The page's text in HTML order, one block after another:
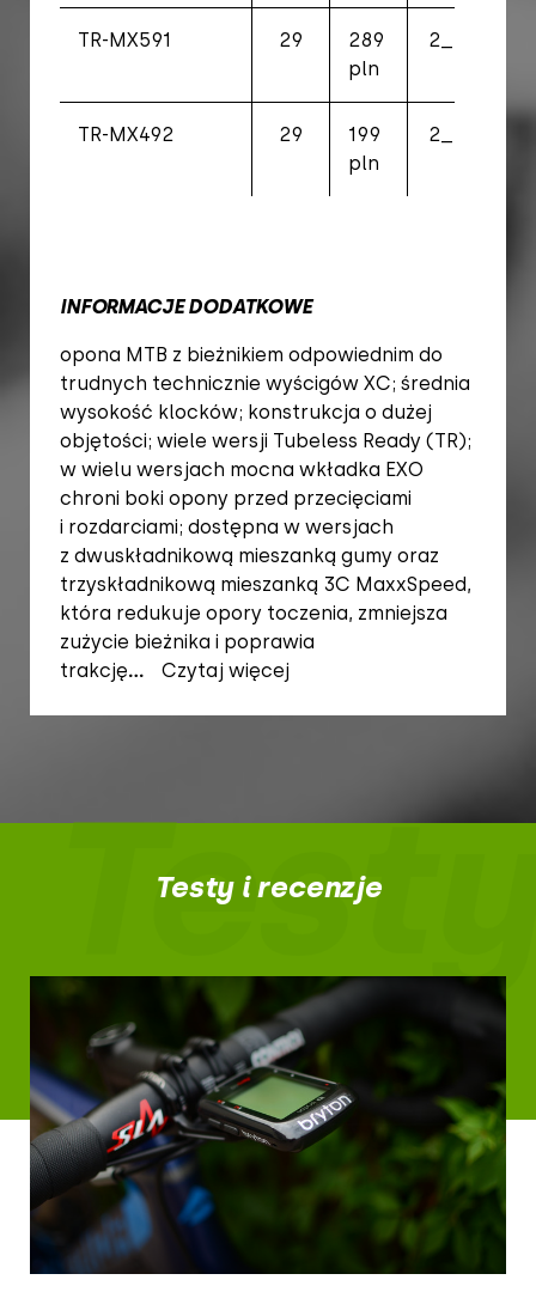
TR-MX591 29
289
pln
2_2
TR-MX492 29
199
pln
2_2
INFORMACJE DODATKOWE
opona MTB z bieżnikiem odpowiednim do
trudnych technicznie wyścigów XC; średnia
wysokość klocków; konstrukcja o dużej
objętości; wiele wersji Tubeless Ready (TR);
w wielu wersjach mocna wkładka EXO
chroni boki opony przed przecięciami
i rozdarciami; dostępna w wersjach
z dwuskładnikową mieszanką gumy oraz
trzyskładnikową mieszanką 3C MaxxSpeed,
która redukuje opory toczenia, zmniejsza
zużycie bieżnika i poprawia
trakcję... Czytaj więcej
Testy
Testy i recenzje